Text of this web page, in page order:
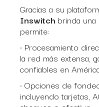
Gracias a su
Inswitch brinda
permite:
• Procesamiento
la red más extensa,
confiables en
• Opciones de
incluyendo tarjetas,